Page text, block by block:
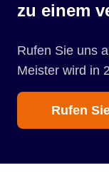
zu einem
Rufen Sie uns
Meister wird in
Rufen